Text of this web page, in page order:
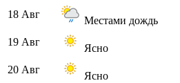
18 Авг
Местами дождь
19 Авг
Ясно
20 Авг
Ясно